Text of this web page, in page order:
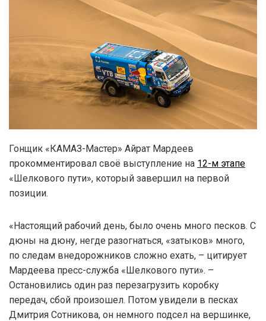
Гонщик «КАМАЗ-Мастер» Айрат Мардеев
прокомментировал своё выступление на 12-м этапе
«Шелкового пути», который завершил на первой
позиции.
«Настоящий рабочий день, было очень много песков. С
дюны на дюну, негде разогнаться, «затыков» много,
по следам внедорожников сложно ехать, – цитирует
Мардеева пресс-служба «Шелкового пути». –
Остановились один раз перезагрузить коробку
передач, сбой произошел. Потом увидели в песках
Дмитрия Сотникова, он немного подсел на вершинке,